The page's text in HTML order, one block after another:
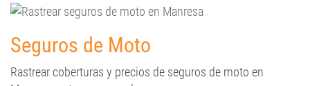
Seguros de Moto
Rastrear coberturas y precios de seguros de moto en
Manresa y otras aseguradoras.